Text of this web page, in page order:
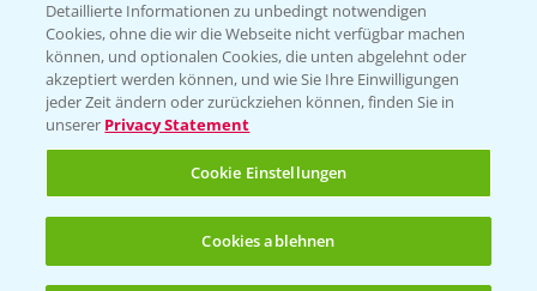
KONTAKT
Hilfe in Notfällen
T.+49 (0)214/30-20220
Detaillierte Informationen zu unbedingt notwendigen
Cookies, ohne die wir die Webseite nicht verfügbar machen
können, und optionalen Cookies, die unten abgelehnt oder
akzeptiert werden können, und wie Sie Ihre Einwilligungen
jeder Zeit ändern oder zurückziehen können, finden Sie in
unserer Privacy Statement
Cookie Einstellungen
Cookies ablehnen